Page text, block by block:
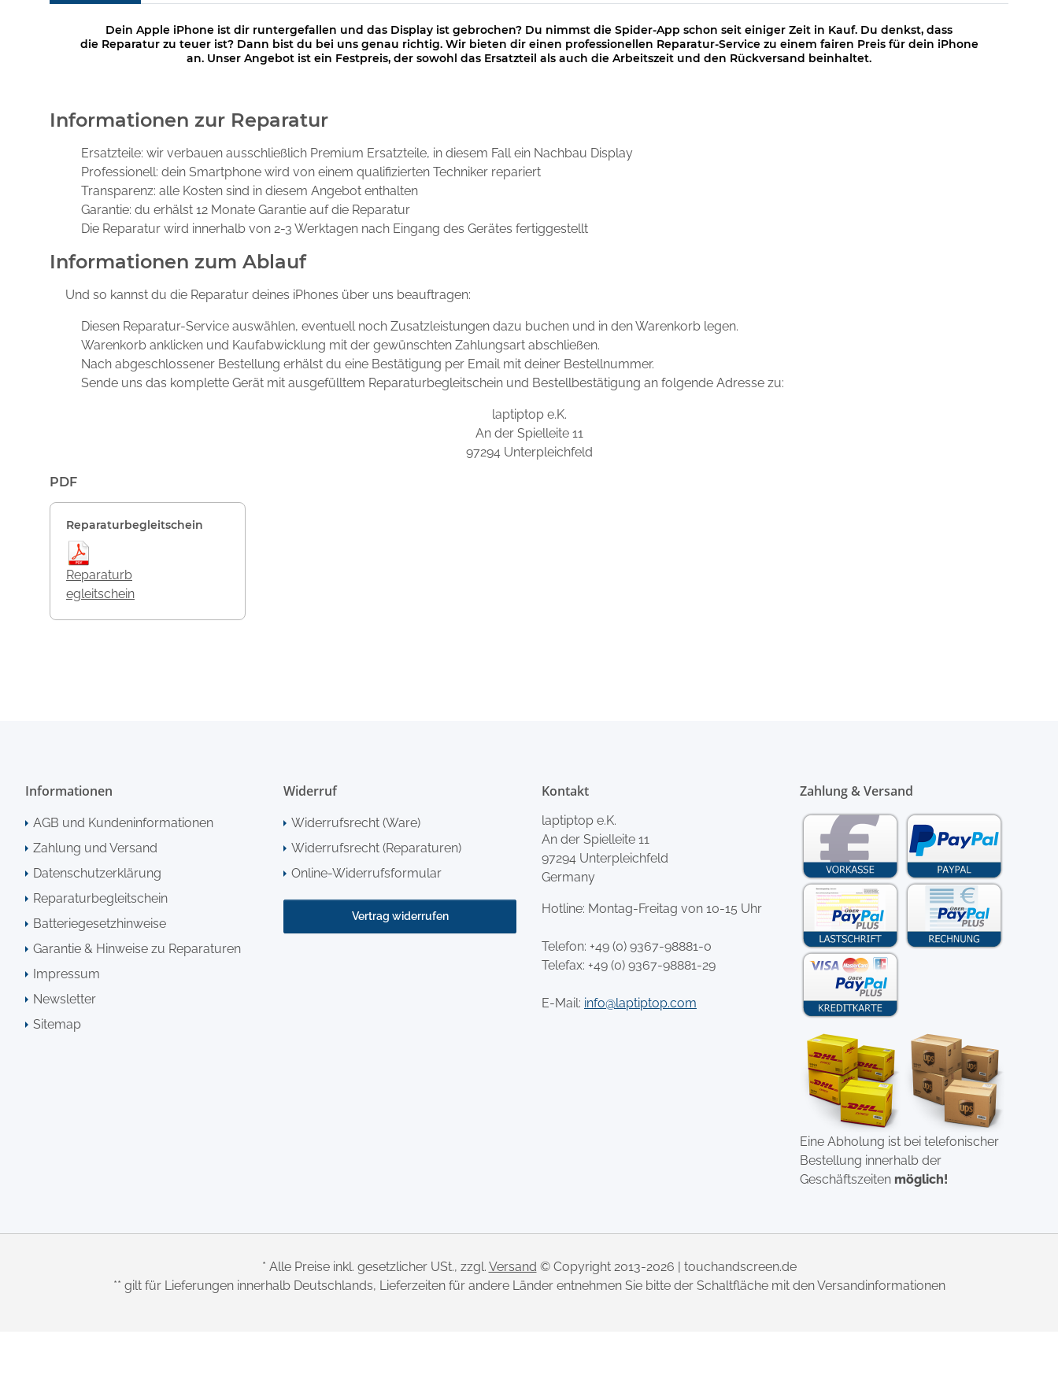
Dein Apple iPhone ist dir runtergefallen und das Display ist gebrochen? Du nimmst die Spider-App schon seit einiger Zeit in Kauf. Du denkst, dass
die Reparatur zu teuer ist? Dann bist du bei uns genau richtig. Wir bieten dir einen professionellen Reparatur-Service zu einem fairen Preis für dein iPhone
an. Unser Angebot ist ein Festpreis, der sowohl das Ersatzteil als auch die Arbeitszeit und den Rückversand beinhaltet.
Informationen zur Reparatur
Ersatzteile: wir verbauen ausschließlich Premium Ersatzteile, in diesem Fall ein Nachbau Display
Professionell: dein Smartphone wird von einem qualifizierten Techniker repariert
Transparenz: alle Kosten sind in diesem Angebot enthalten
Garantie: du erhälst 12 Monate Garantie auf die Reparatur
Die Reparatur wird innerhalb von 2-3 Werktagen nach Eingang des Gerätes fertiggestellt
Informationen zum Ablauf
Und so kannst du die Reparatur deines iPhones über uns beauftragen:
Diesen Reparatur-Service auswählen, eventuell noch Zusatzleistungen dazu buchen und in den Warenkorb legen.
Warenkorb anklicken und Kaufabwicklung mit der gewünschten Zahlungsart abschließen.
Nach abgeschlossener Bestellung erhälst du eine Bestätigung per Email mit deiner Bestellnummer.
Sende uns das komplette Gerät mit ausgefülltem Reparaturbegleitschein und Bestellbestätigung an folgende Adresse zu:
laptiptop e.K.
An der Spielleite 11
97294 Unterpleichfeld
PDF
Reparaturbegleitschein
Reparaturb
egleitschein
Informationen
AGB und Kundeninformationen
Zahlung und Versand
Datenschutzerklärung
Reparaturbegleitschein
Batteriegesetzhinweise
Garantie & Hinweise zu Reparaturen
Impressum
Newsletter
Sitemap
Widerruf
Widerrufsrecht (Ware)
Widerrufsrecht (Reparaturen)
Online-Widerrufsformular
Vertrag widerrufen
Kontakt
laptiptop e.K.
An der Spielleite 11
97294 Unterpleichfeld
Germany
Hotline: Montag-Freitag von 10-15 Uhr
Telefon: +49 (0) 9367-98881-0
Telefax: +49 (0) 9367-98881-29
E-Mail: info@laptiptop.com
Zahlung & Versand
Eine Abholung ist bei telefonischer
Bestellung innerhalb der
Geschäftszeiten möglich!
* Alle Preise inkl. gesetzlicher USt., zzgl. Versand © Copyright 2013-2026 | touchandscreen.de
** gilt für Lieferungen innerhalb Deutschlands, Lieferzeiten für andere Länder entnehmen Sie bitte der Schaltfläche mit den Versandinformationen